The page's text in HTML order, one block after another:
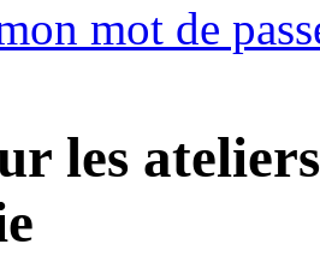
mot de
les